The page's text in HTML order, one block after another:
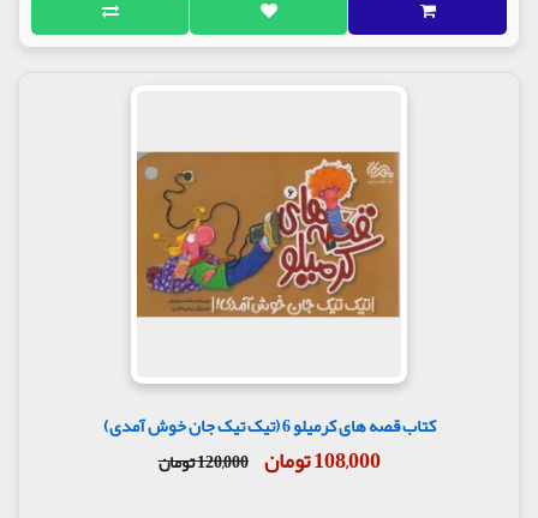
کتاب قصه های کرمیلو 6 (تیک تیک جان خوش آمدی)
108,000 تومان 120,000 تومان